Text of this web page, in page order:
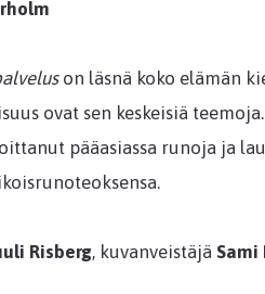
on läsnä koko elämän
ovat sen keskeisiä
pääasiassa runoja ja
Risberg, kuvanveistäjä Sami